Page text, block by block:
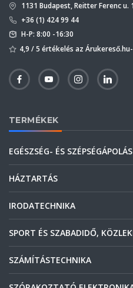
1131 Budapest, Reitter Ferenc u.
+36 (1) 424 99 44
H-P: 8:00 -16:30
4,9 / 5 értékelés az
TERMÉKEK
EGÉSZSÉG- ÉS SZÉPSÉGÁPOLÁS
HÁZTARTÁS
IRODATECHNIKA
SPORT ÉS SZABADIDŐ,
SZÁMÍTÁSTECHNIKA